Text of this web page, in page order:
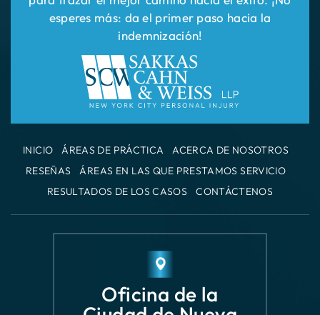
ÁREAS DE PRÁCTICA
ACERCA DE NOSOTROS
RESEÑAS
ÁREAS EN LAS QUE PRESTAMOS SERVICIO
RESULTADOS DE LOS CASOS
CONTÁCTENOS
Oficina de la
Ciudad de Nueva
York